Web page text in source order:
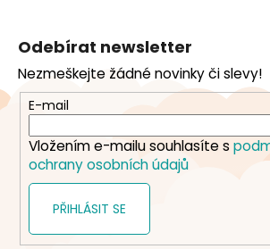
a
t
Odebírat newsletter
Nezmeškejte žádné novinky či slevy!
E-mail
Vložením e-mailu souhlasíte s
ochrany osobních údajů
PŘIHLÁSIT SE